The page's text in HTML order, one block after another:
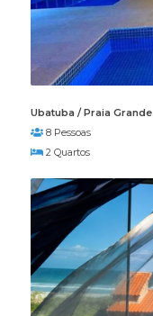
Ubatuba / Praia Grande
8 Pessoas
2 Quartos